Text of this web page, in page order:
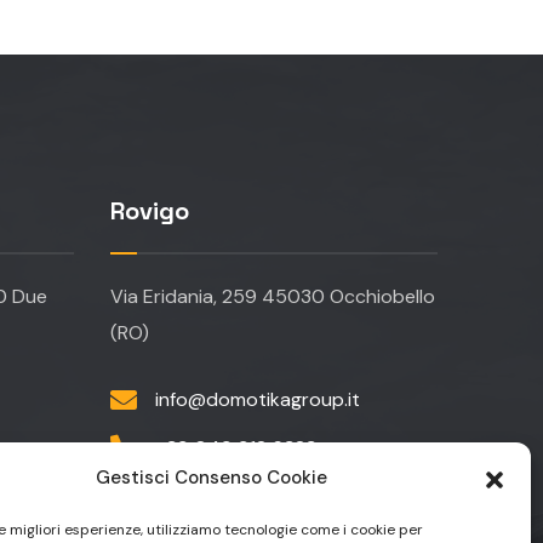
Gestisci Consenso Cookie
migliori esperienze, utilizziamo tecnologie come i cookie per
Due
Rovigo
Via Eridania, 259 45030 Occhiobello
(RO)
info@domotikagroup.it
+39 049 912 6323